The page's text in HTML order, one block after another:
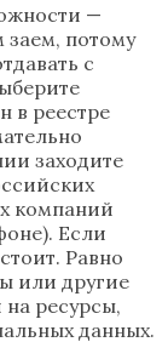
—
заем, потому
с
в реестре
заходите
компаний
Если
Равно
или другие
ресурсы,
данных.